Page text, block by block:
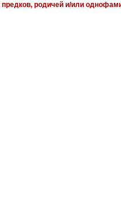
предков, родичей и/или